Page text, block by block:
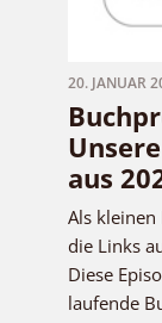
20. JANUAR
aus
Als
die Links
Diese
laufende